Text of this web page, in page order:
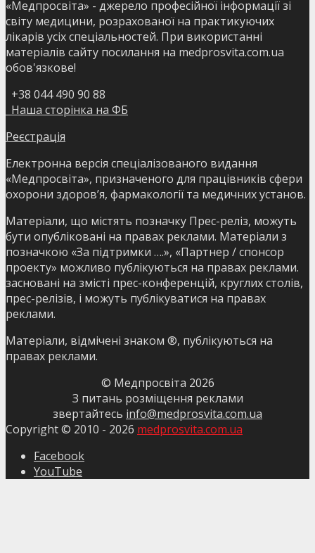
«Медпросвіта» - джерело професійної інформації зі
світу медицини, розрахованої на практикуючих
лікарів усіх спеціальностей. При використанні
матеріалів сайту посилання на medprosvita.com.ua
обов'язкове!
+38 044 490 90 88
Наша сторінка на ФБ
Реєстрація
Електронна версія спеціалізованого видання
«Медпросвіта», призначеного для працівників сфери
охорони здоров’я, фармакології та медичних установ.
Матеріали, що містять позначку Прес-реліз, можуть
бути опубліковані на правах реклами. Матеріали з
позначкою «За підтримки ….», «Партнер / спонсор
проекту» можливо публікуються на правах реклами.
засновані на змісті прес-конференцій, круглих столів,
прес-релізів, і можуть публікуватися на правах
реклами.
Матеріали, відмічені знаком ®, публікуються на
правах реклами.
© Медпросвіта 2026
З питань розміщення реклами
звертайтесь info@medprosvita.com.ua
Copyright © 2010 - 2026 medprosvita.com.ua
Facebook
YouTube